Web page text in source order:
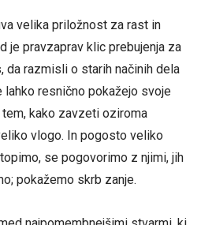
velika priložnost za rast in
je pravzaprav klic prebujenja za
da razmisli o starih načinih dela
lahko resnično pokažejo svoje
kako zavzeti oziroma
vlogo. In pogosto veliko
se pogovorimo z njimi, jih
pokažemo skrb zanje.